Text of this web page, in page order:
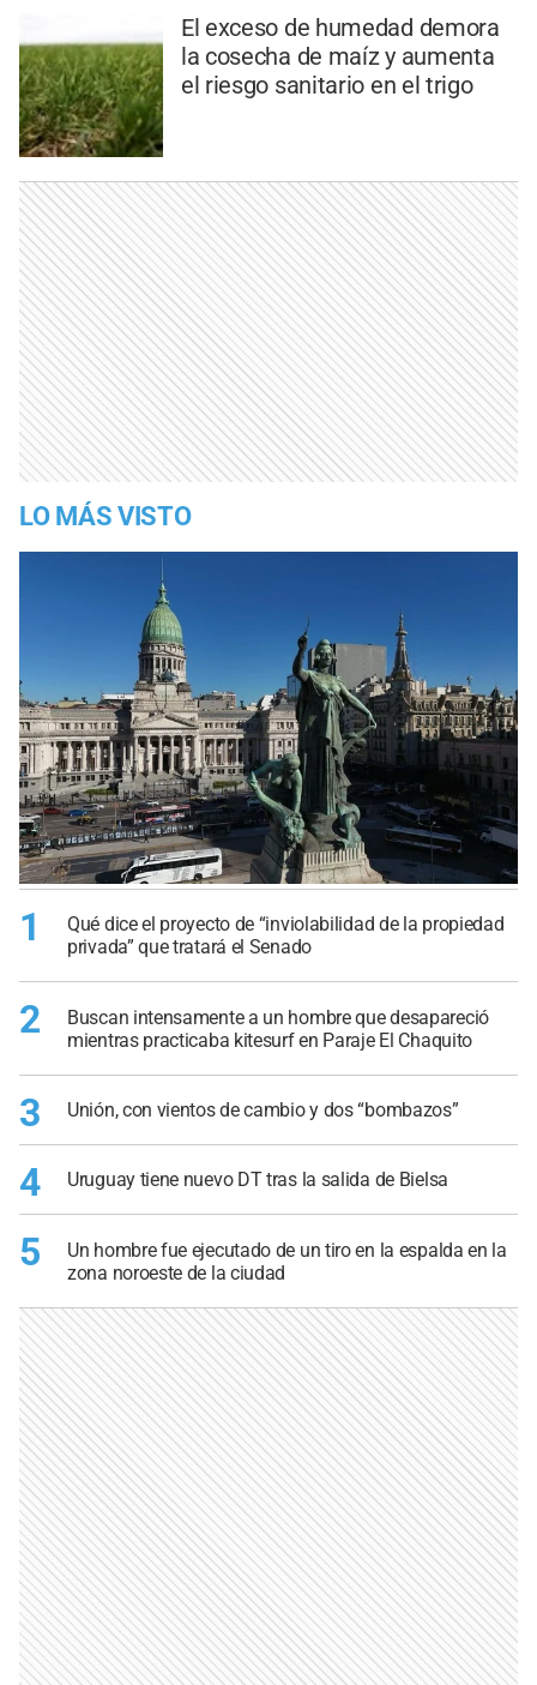
El exceso de humedad demora
la cosecha de maíz y aumenta
el riesgo sanitario en el trigo
LO MÁS VISTO
1
Qué dice el proyecto de “inviolabilidad de la propiedad
privada” que tratará el Senado
2
Buscan intensamente a un hombre que desapareció
mientras practicaba kitesurf en Paraje El Chaquito
3 Unión, con vientos de cambio y dos “bombazos”
4 Uruguay tiene nuevo DT tras la salida de Bielsa
5
Un hombre fue ejecutado de un tiro en la espalda en la
zona noroeste de la ciudad